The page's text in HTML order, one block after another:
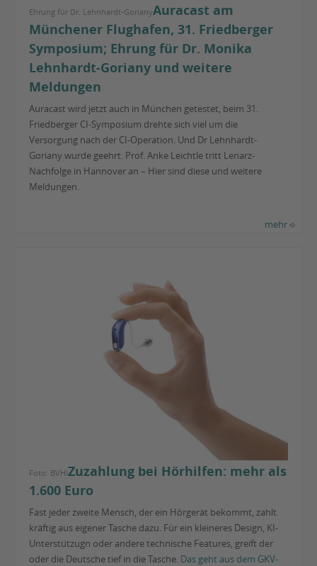
Ehrung für Dr. Lehnhardt-GorianyAuracast am
Münchener Flughafen, 31. Friedberger
Symposium; Ehrung für Dr. Monika
Lehnhardt-Goriany und weitere
Meldungen
Auracast wird jetzt auch in München getestet, beim 31.
Friedberger CI-Symposium drehte sich viel um die
Versorgung nach der CI-Operation. Und Dr Lehnhardt-
Goriany wurde geehrt. Prof. Anke Leichtle tritt Lenarz-
Nachfolge in Hannover an – Hier sind diese und weitere
Meldungen.
mehr
Foto: BVHIZuzahlung bei Hörhilfen: mehr als
1.600 Euro
Fast jeder zweite Mensch, der ein Hörgerät bekommt, zahlt
kräftig aus eigener Tasche dazu. Für ein kleineres Design, KI-
Unterstützugn oder andere technische Features, greift der
oder die Deutsche tief in die Tasche. Das geht aus dem GKV-